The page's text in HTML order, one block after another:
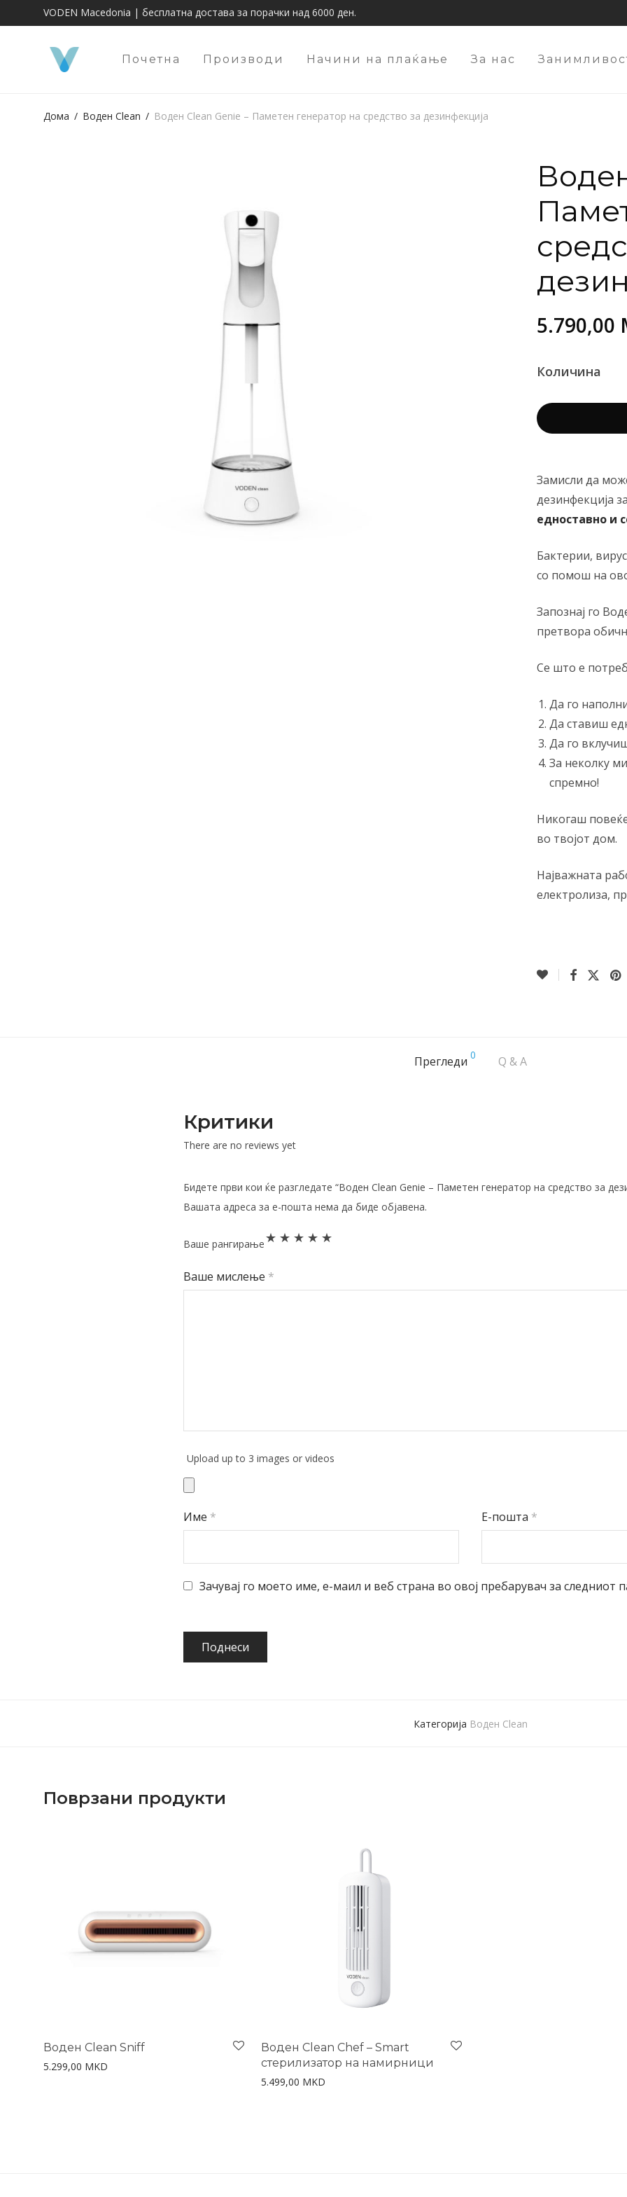
VODEN Macedonia | бесплатна достава за порачки над 6000 ден.
Почетна Производи Начини на плаќање За нас
Дома / Воден Clean / Воден Clean Genie – Паметен генератор на средство за дезинфекција
5.790,00
Количина
Замисли да
дезинфекција
едноставно и
Бактерии,
со помош на
Запознај го
претвора
Се што е
Да го
Да ставиш
Да го
За неколку
спремно!
Никогаш
во твојот дом.
Најважната
електролиза,
Прегледи 0 Q & A
Критики
There are no reviews yet
Бидете први кои ќе разгледате “Воден Clean Genie – Паметен генератор на средство за
Вашата адреса за е-пошта нема да биде објавена.
Ваше рангирање
Ваше мислење *
Upload up to 3 images or videos
Име * Е-пошта *
Зачувај го моето име, е-маил и веб страна во овој пребарувач за следниот
Категорија Воден Clean
Поврзани продукти
Воден Clean Sniff
5.299,00 MKD
Воден Clean Chef – Smart
стерилизатор на намирници
5.499,00 MKD